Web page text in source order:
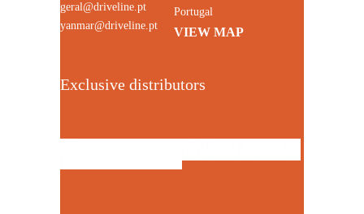
geral@driveline.pt
yanmar@driveline.pt
Portugal
VIEW MAP
Exclusive distributors